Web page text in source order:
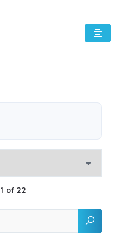
1 of 22